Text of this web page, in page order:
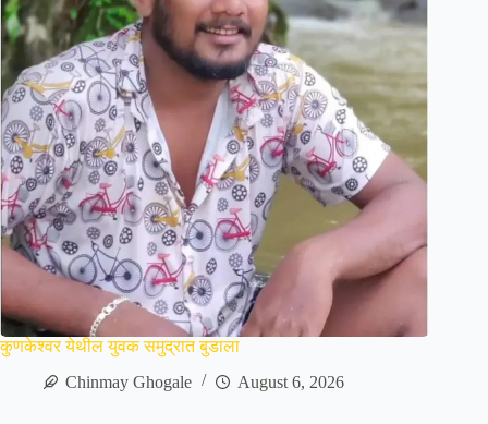
कुणकेश्वर येथील युवक समुद्रात बुडाला
Chinmay Ghogale
August 6, 2026